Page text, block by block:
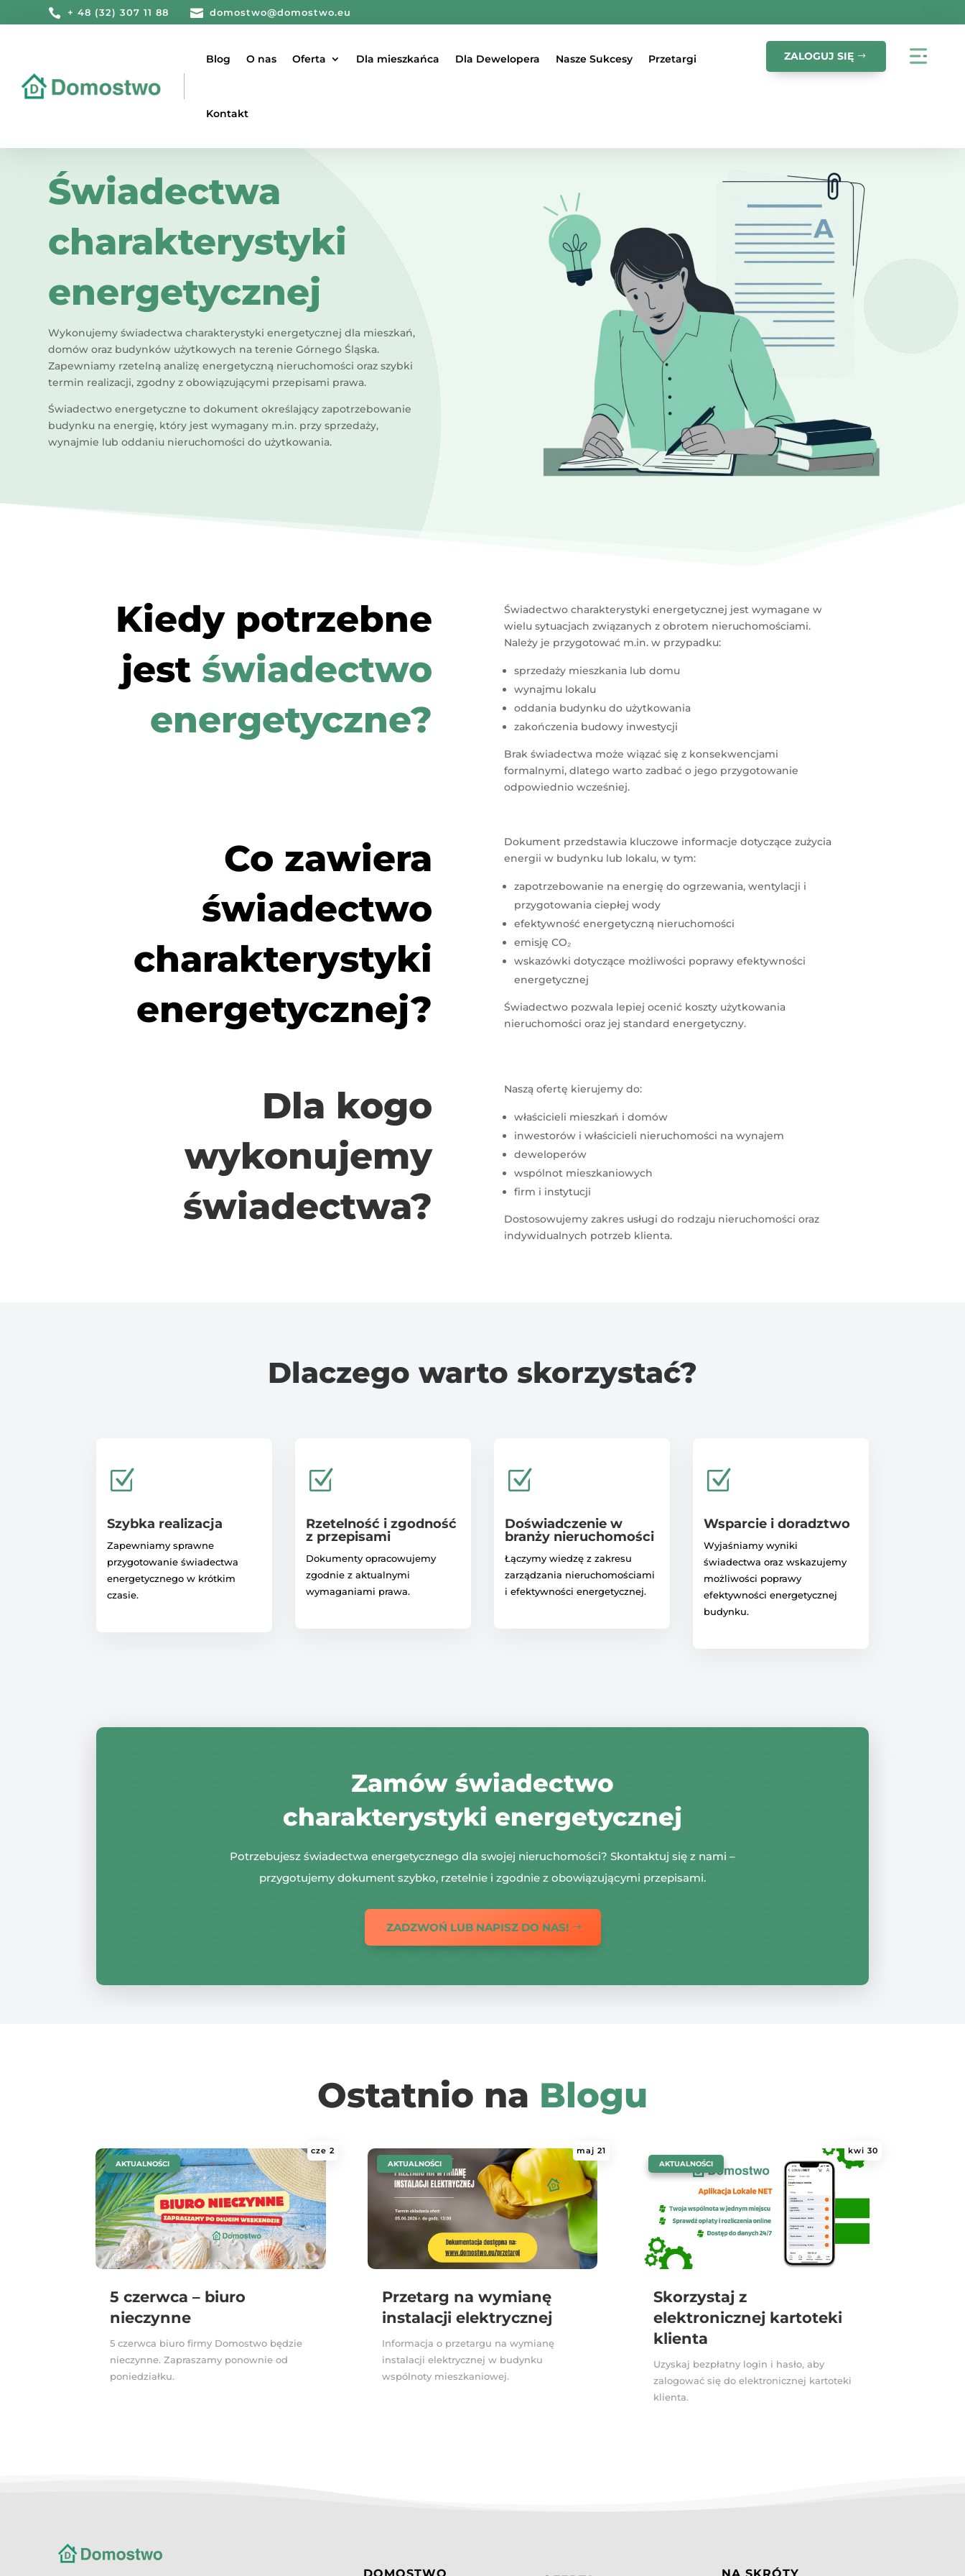
 + 48 (32) 307 11 88  domostwo@domostwo.eu
Blog O nas Oferta Dla mieszkańca Dla Dewelopera Nasze Sukcesy Przetargi
Kontakt
ZALOGUJ SIĘ
Świadectwa
charakterystyki
energetycznej
Wykonujemy świadectwa charakterystyki energetycznej dla mieszkań,
domów oraz budynków użytkowych na terenie Górnego Śląska.
Zapewniamy rzetelną analizę energetyczną nieruchomości oraz szybki
termin realizacji, zgodny z obowiązującymi przepisami prawa.
Świadectwo energetyczne to dokument określający zapotrzebowanie
budynku na energię, który jest wymagany m.in. przy sprzedaży,
wynajmie lub oddaniu nieruchomości do użytkowania.
Kiedy potrzebne
jest świadectwo
energetyczne?
Świadectwo charakterystyki energetycznej jest wymagane w
wielu sytuacjach związanych z obrotem nieruchomościami.
Należy je przygotować m.in. w przypadku:
sprzedaży mieszkania lub domu
wynajmu lokalu
oddania budynku do użytkowania
zakończenia budowy inwestycji
Brak świadectwa może wiązać się z konsekwencjami
formalnymi, dlatego warto zadbać o jego przygotowanie
odpowiednio wcześniej.
Co zawiera
świadectwo
charakterystyki
energetycznej?
Dokument przedstawia kluczowe informacje dotyczące zużycia
energii w budynku lub lokalu, w tym:
zapotrzebowanie na energię do ogrzewania, wentylacji i
przygotowania ciepłej wody
efektywność energetyczną nieruchomości
emisję CO₂
wskazówki dotyczące możliwości poprawy efektywności
energetycznej
Świadectwo pozwala lepiej ocenić koszty użytkowania
nieruchomości oraz jej standard energetyczny.
Dla kogo
wykonujemy
świadectwa?
Naszą ofertę kierujemy do:
właścicieli mieszkań i domów
inwestorów i właścicieli nieruchomości na wynajem
deweloperów
wspólnot mieszkaniowych
firm i instytucji
Dostosowujemy zakres usługi do rodzaju nieruchomości oraz
indywidualnych potrzeb klienta.
Dlaczego warto skorzystać?
Z
Szybka realizacja
Zapewniamy sprawne
przygotowanie świadectwa
energetycznego w krótkim
czasie.
Z
Rzetelność i zgodność
z przepisami
Dokumenty opracowujemy
zgodnie z aktualnymi
wymaganiami prawa.
Z
Doświadczenie w
branży nieruchomości
Łączymy wiedzę z zakresu
zarządzania nieruchomościami
i efektywności energetycznej.
Z
Wsparcie i doradztwo
Wyjaśniamy wyniki
świadectwa oraz wskazujemy
możliwości poprawy
efektywności energetycznej
budynku.
Zamów świadectwo
charakterystyki energetycznej
Potrzebujesz świadectwa energetycznego dla swojej nieruchomości? Skontaktuj się z nami –
przygotujemy dokument szybko, rzetelnie i zgodnie z obowiązującymi przepisami.
ZADZWOŃ LUB NAPISZ DO NAS!
Ostatnio na Blogu
5 czerwca – biuro
nieczynne
cze 2
AKTUALNOŚCI
5 czerwca biuro firmy Domostwo będzie
nieczynne. Zapraszamy ponownie od
poniedziałku.
Przetarg na wymianę
instalacji elektrycznej
maj 21
AKTUALNOŚCI
Informacja o przetargu na wymianę
instalacji elektrycznej w budynku
wspólnoty mieszkaniowej.
Skorzystaj z
elektronicznej kartoteki
klienta
kwi 30
AKTUALNOŚCI
Uzyskaj bezpłatny login i hasło, aby
zalogować się do elektronicznej kartoteki
klienta.